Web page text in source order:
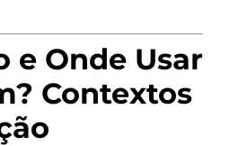
e Onde Usar
Contextos